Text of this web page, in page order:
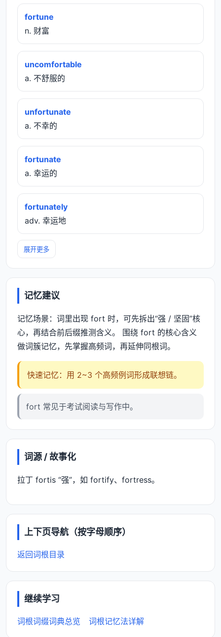
fortune
n. 财富
uncomfortable
a. 不舒服的
unfortunate
a. 不幸的
fortunate
a. 幸运的
fortunately
adv. 幸运地
展开更多
记忆建议
记忆场景：词里出现 fort 时，可先拆出“强 / 坚固”核
心，再结合前后缀推测含义。 围绕 fort 的核心含义
做词簇记忆，先掌握高频词，再延伸同根词。
快速记忆：用 2~3 个高频例词形成联想链。
fort 常见于考试阅读与写作中。
词源 / 故事化
拉丁 fortis “强”，如 fortify、fortress。
上下页导航（按字母顺序）
返回词根目录
继续学习
词根词缀词典总览 词根记忆法详解